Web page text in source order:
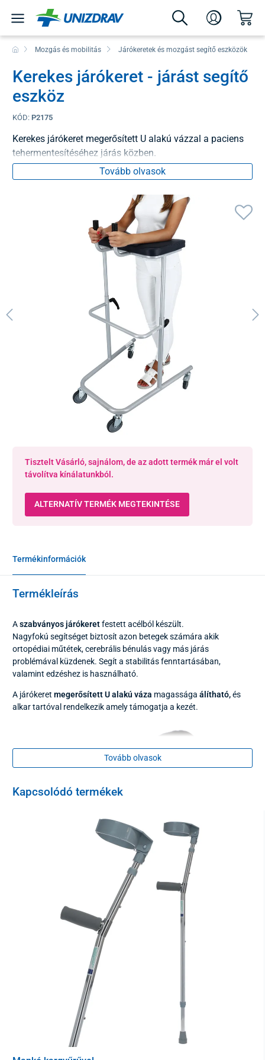
Mozgás és mobilitás Járókeretek és mozgást segítő eszközök
Kerekes járókeret - járást segítő
eszköz
KÓD: P2175
Kerekes járókeret megerősített U alakú vázzal a paciens
tehermentesítéséhez járás közben.
Tovább olvasok
Tisztelt Vásárló, sajnálom, de az adott termék már el volt
távolítva kínálatunkból.
ALTERNATÍV TERMÉK MEGTEKINTÉSE
Termékinformációk
Termékleírás
Aszabványos járókeretfestett acélból készült.
Nagyfokú segítséget biztosít azon betegek számára akik
ortopédiai műtétek, cerebrális bénulás vagy más járás
problémával küzdenek. Segít a stabilitás fenntartásában,
valamint edzéshez is használható.
A járókeret megerősített U alakú váza magassága álítható,és
alkar tartóval rendelkezik amely támogatja a kezét.
Tovább olvasok
Kapcsolódó termékek